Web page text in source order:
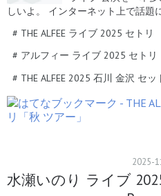
しいよ。 インターネット上で話
# THE ALFEE ライブ 2025 セトリ
# アルフィー ライブ 2025 セトリ
# THE ALFEE 2025 石川 金沢 セッ
2025-
水瀬いのり ライブ